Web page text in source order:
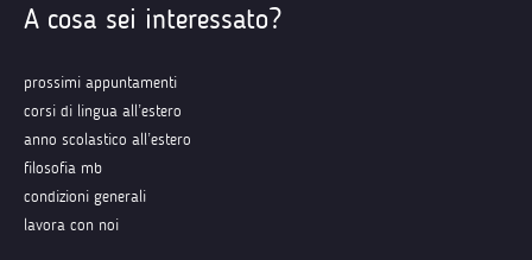
A cosa sei interessato?
prossimi appuntamenti
corsi di lingua all’estero
anno scolastico all’estero
filosofia mb
condizioni generali
lavora con noi